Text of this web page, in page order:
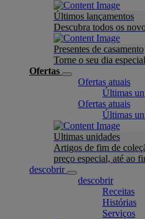
Últimos lançamentos
Descubra todos os
Presentes de casamento
Torne o seu dia
Ofertas
Ofertas atuais
Últimas
Ofertas atuais
Últimas
Ultimas unidades
Artigos de fim de
preço especial, até ao
descobrir
descobrir
Receitas
Histórias
Serviços